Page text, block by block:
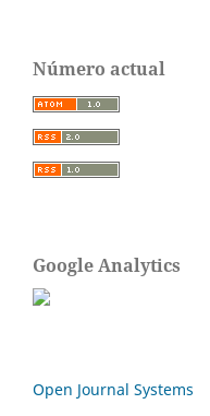
Número actual
Google Analytics
Open Journal Systems